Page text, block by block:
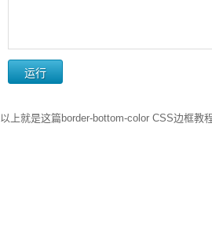
以上就是这篇border-bottom-color CSS边框教